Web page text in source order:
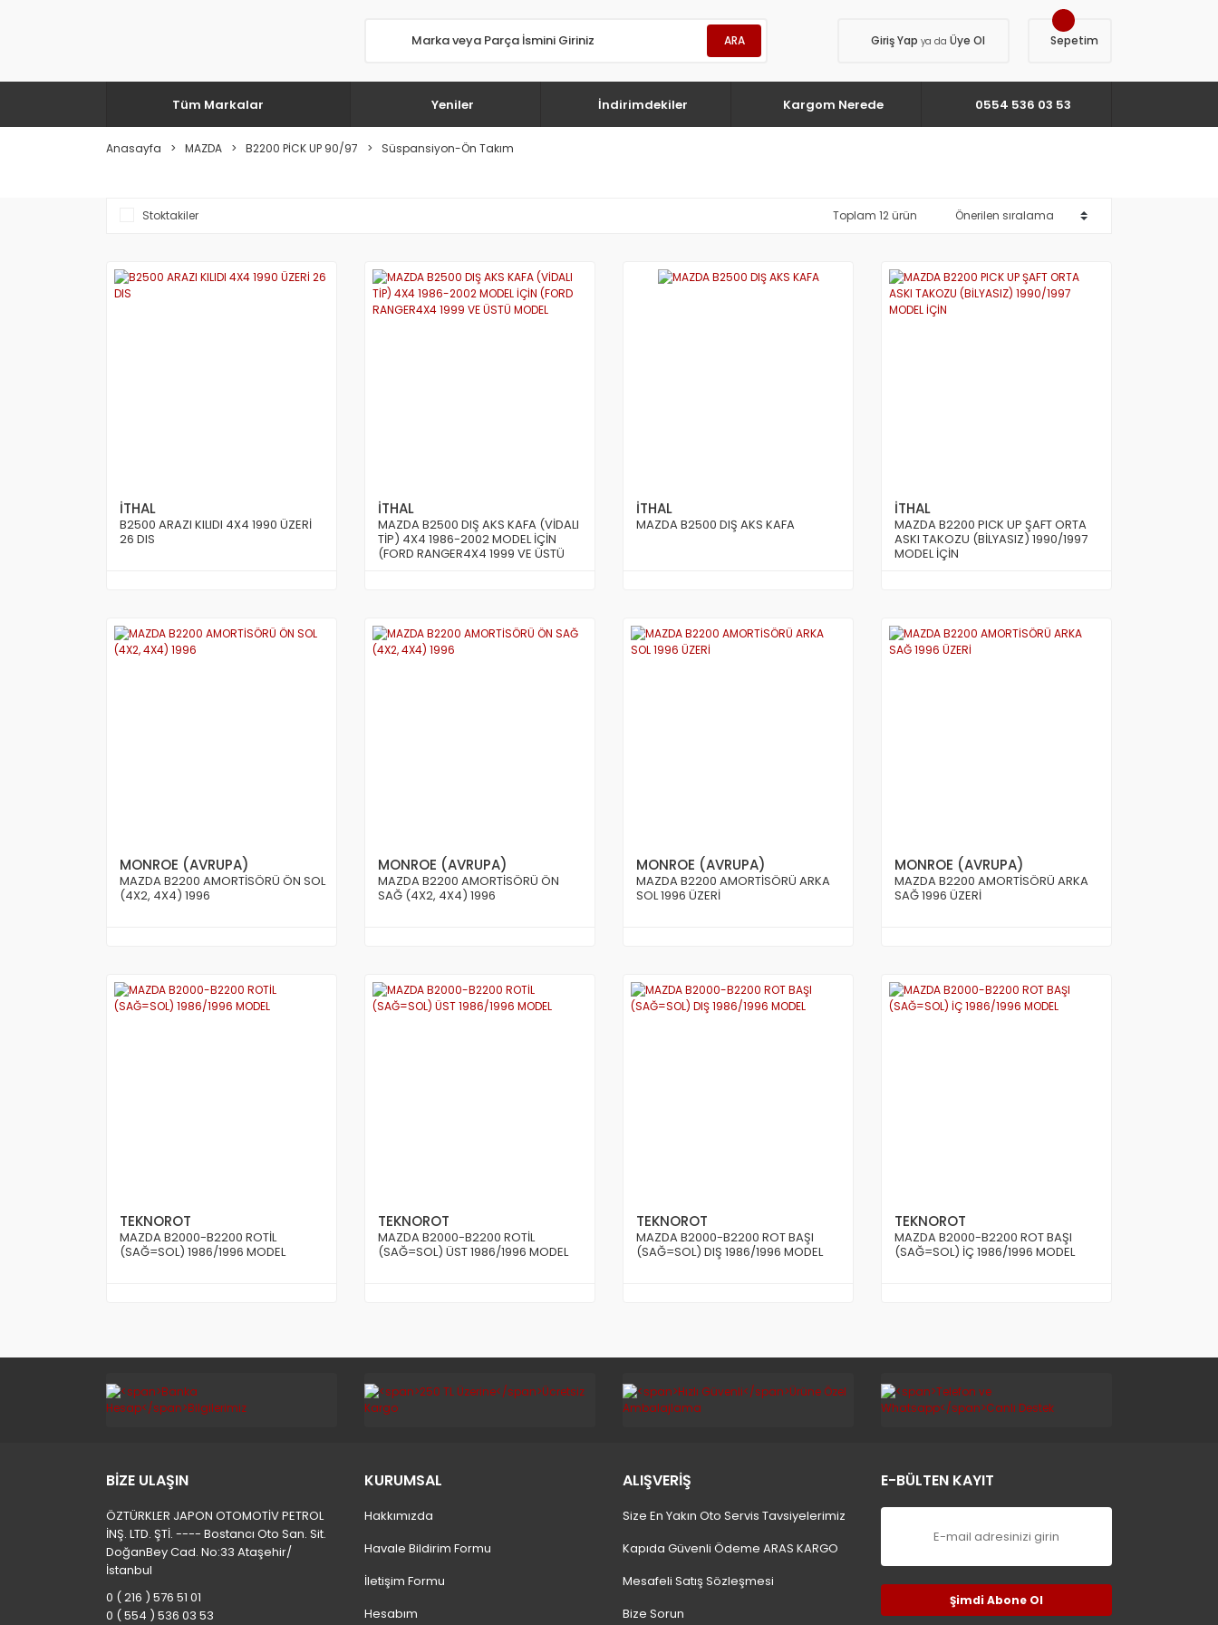
ARA Giriş Yap ya da Üye Ol Sepetim
Tüm Markalar Yeniler İndirimdekiler Kargom Nerede 0554 536 03 53
Anasayfa MAZDA B2200 PİCK UP 90/97 Süspansiyon-Ön Takım
Stoktakiler Toplam 12 ürün
İTHAL
B2500 ARAZI KILIDI 4X4 1990 ÜZERİ
26 DIS
İTHAL
MAZDA B2500 DIŞ AKS KAFA (VİDALI
TİP) 4X4 1986-2002 MODEL İÇİN
(FORD RANGER4X4 1999 VE ÜSTÜ
İTHAL
MAZDA B2500 DIŞ AKS KAFA
İTHAL
MAZDA B2200 PICK UP ŞAFT ORTA
ASKI TAKOZU (BİLYASIZ) 1990/1997
MODEL İÇİN
MONROE (AVRUPA)
MAZDA B2200 AMORTİSÖRÜ ÖN SOL
(4X2, 4X4) 1996
MONROE (AVRUPA)
MAZDA B2200 AMORTİSÖRÜ ÖN
SAĞ (4X2, 4X4) 1996
MONROE (AVRUPA)
MAZDA B2200 AMORTİSÖRÜ ARKA
SOL 1996 ÜZERİ
MONROE (AVRUPA)
MAZDA B2200 AMORTİSÖRÜ ARKA
SAĞ 1996 ÜZERİ
TEKNOROT
MAZDA B2000-B2200 ROTİL
(SAĞ=SOL) 1986/1996 MODEL
TEKNOROT
MAZDA B2000-B2200 ROTİL
(SAĞ=SOL) ÜST 1986/1996 MODEL
TEKNOROT
MAZDA B2000-B2200 ROT BAŞI
(SAĞ=SOL) DIŞ 1986/1996 MODEL
TEKNOROT
MAZDA B2000-B2200 ROT BAŞI
(SAĞ=SOL) İÇ 1986/1996 MODEL
BİZE ULAŞIN
ÖZTÜRKLER JAPON OTOMOTİV PETROL
İNŞ. LTD. ŞTİ. ---- Bostancı Oto San. Sit.
DoğanBey Cad. No:33 Ataşehir/
İstanbul
0 ( 216 ) 576 51 01
0 ( 554 ) 536 03 53
KURUMSAL
Hakkımızda
Havale Bildirim Formu
İletişim Formu
Hesabım
ALIŞVERİŞ
Size En Yakın Oto Servis Tavsiyelerimiz
Kapıda Güvenli Ödeme ARAS KARGO
Mesafeli Satış Sözleşmesi
Bize Sorun
E-BÜLTEN KAYIT
Şimdi Abone Ol